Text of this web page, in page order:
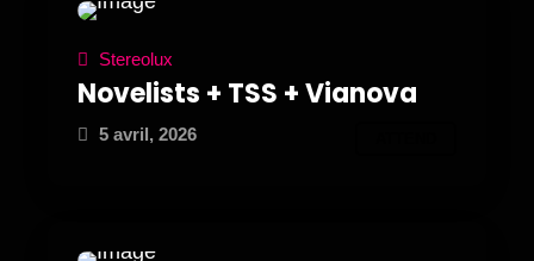
Stereolux
Novelists + TSS + Vianova
5 avril, 2026